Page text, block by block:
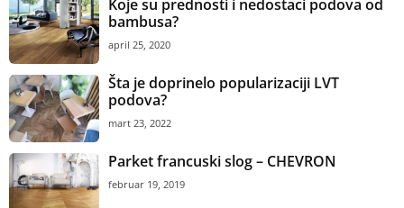
Koje su prednosti i nedostaci podova od
bambusa?
april 25, 2020
Šta je doprinelo popularizaciji LVT
podova?
mart 23, 2022
Parket francuski slog – CHEVRON
februar 19, 2019